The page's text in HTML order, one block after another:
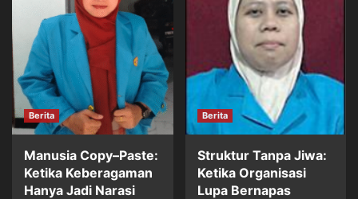
Berita
Manusia Copy–Paste:
Ketika Keberagaman
Hanya Jadi Narasi
Berita
Struktur Tanpa Jiwa:
Ketika Organisasi
Lupa Bernapas